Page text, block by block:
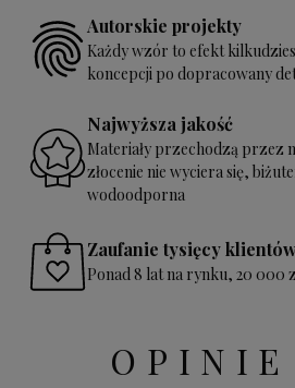
Autorskie projekty
Każdy wzór to efekt
koncepcji po dopracowany
Najwyższa jakość
Materiały przechodzą przez
złocenie nie wyciera się,
wodoodporna
Zaufanie tysięcy
Ponad 8 lat na rynku, 20 000
OPINIE